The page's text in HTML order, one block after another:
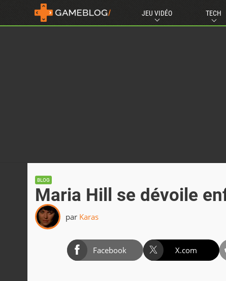
JEU VIDÉO TECH
BLOG
Maria Hill se dévoile
par Karas
Facebook X.com